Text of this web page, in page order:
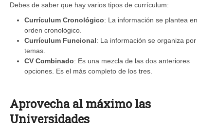
Debes de saber que hay varios tipos de currículum:
Currículum Cronológico: La información se plantea en
orden cronológico.
Currículum Funcional: La información se organiza por
temas.
CV Combinado: Es una mezcla de las dos anteriores
opciones. Es el más completo de los tres.
Aprovecha al máximo las
Universidades